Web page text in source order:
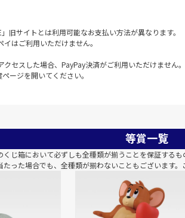
旧サイトとは利用可能なお支払い方法が異なります。
はご利用いただけません。
クセスした場合、PayPay決済がご利用いただけません
ージを開いてください。
等賞一覧
じ箱において必ずしも全種類が揃うことを保証する
った場合でも、全種類が揃わないこともございます